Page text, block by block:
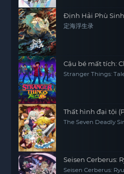
Định Hải Phù
定海浮生录
Cậu bé mất tích:
Stranger Things:
Thất hình đại tội
The Seven Deadly
Seisen Cerberus:
Seisen Cerberus: